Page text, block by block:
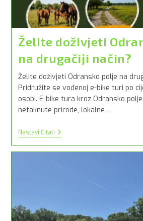
Želite doživjeti
na drugačiji način?
Želite doživjeti Odransko polje na
Pridružite se vođenoj e-bike turi po
osobi. E-bike tura kroz Odransko
netaknute prirode, lokalne…
Nastavi ČitatiŽelite
Doživjeti
Odransko